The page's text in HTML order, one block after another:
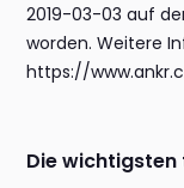
2019-03-03 auf
worden. Weitere
https://
Die wichtigsten